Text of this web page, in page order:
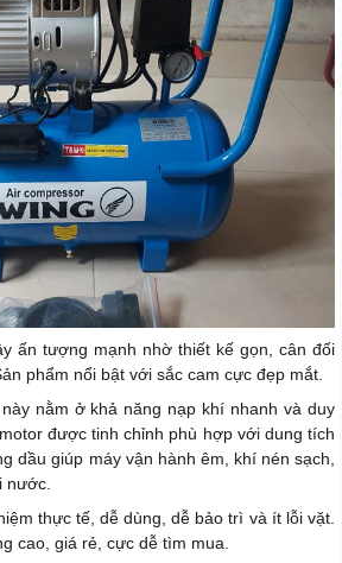
ấn tượng mạnh nhờ thiết kế gọn, cân đối
phẩm nổi bật với sắc cam cực đẹp mắt.
nằm ở khả năng nạp khí nhanh và duy
được tinh chỉnh phù hợp với dung tích
dầu giúp máy vận hành êm, khí nén sạch,
nước.
thực tế, dễ dùng, dễ bảo trì và ít lỗi vặt.
cao, giá rẻ, cực dễ tìm mua.